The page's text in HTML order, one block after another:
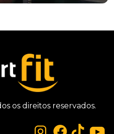
os direitos reservados.